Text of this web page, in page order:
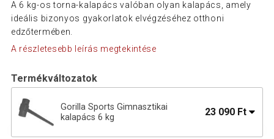
A 6 kg-os torna-kalapács valóban olyan kalapács, amely
ideális bizonyos gyakorlatok elvégzéséhez otthoni
edzőtermében.
A részletesebb leírás megtekintése
Termékváltozatok
Gorilla Sports Gimnasztikai
kalapács 6 kg
23 090 Ft